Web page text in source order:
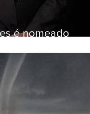
é nomeado